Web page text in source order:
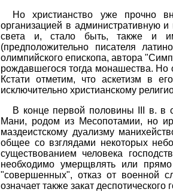
Но христианство уже прочно
организацией в административную и
света и, стало быть, также и
(предположительно писателя
олимпийского епископа, автора
рождавшегося тогда монашества. Но
Кстати отметим, что аскетизм в
исключительно христианскому
В конце первой половины III в. в
Мани, родом из Месопотамии, но
маздеистскому дуализму
общее со взглядами некоторых
существованием человека
необходимо умерщвлять или
"совершенных", отказ от военной
означает также закат